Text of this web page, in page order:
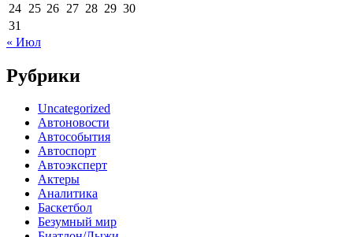
24 25 26 27 28 29 30
31
« Июл
Рубрики
Uncategorized
Автоновости
Автособытия
Автоспорт
Автоэксперт
Актеры
Аналитика
Баскетбол
Безумный мир